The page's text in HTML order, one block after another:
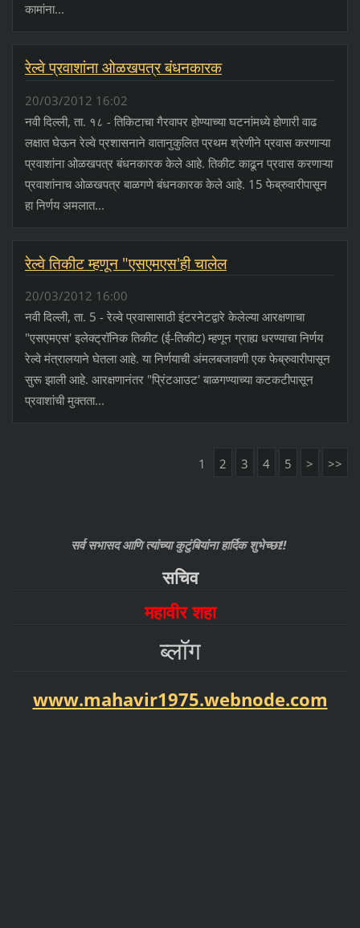
कामांना...
रेल्वे प्रवाशांना ओळखपत्र बंधनकारक
20/03/2012 16:02
नवी दिल्ली, ता. १८ - तिकिटाचा गैरवापर होण्याच्या घटनांमध्ये होणारी वाढ
लक्षात घेऊन रेल्वे प्रशासनाने वातानुकुलित प्रथम श्रेणीने प्रवास करणाऱ्या
प्रवाशांना ओळखपत्र बंधनकारक केले आहे. तिकीट काढून प्रवास करणाऱ्या
प्रवाशांनाच ओळखपत्र बाळगणे बंधनकारक केले आहे. 15 फेब्रुवारीपासून
हा निर्णय अमलात...
रेल्वे तिकीट म्हणून "एसएमएस'ही चालेल
20/03/2012 16:00
नवी दिल्ली, ता. 5 - रेल्वे प्रवासासाठी इंटरनेटद्वारे केलेल्या आरक्षणाचा
"एसएमएस' इलेक्‍ट्रॉनिक तिकीट (ई-तिकीट) म्हणून ग्राह्य धरण्याचा निर्णय
रेल्वे मंत्रालयाने घेतला आहे. या निर्णयाची अंमलबजावणी एक फेब्रुवारीपासून
सुरू झाली आहे. आरक्षणानंतर "प्रिंटआउट' बाळगण्याच्या कटकटीपासून
प्रवाशांची मुक्तता...
1 2 3 4 5 > >>
सर्वसभासदआणि त्यांच्या कुटुंबियांना हार्दिक शुभेच्छा!!
सचिव
महावीर शहा
ब्लॉग
www.mahavir1975.webnode.com